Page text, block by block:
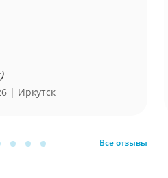
| Иркутск
Все отзывы